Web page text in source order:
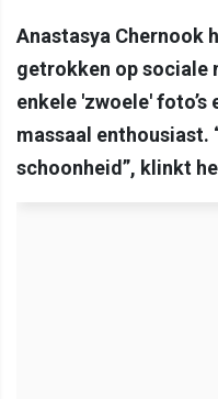
Anastasya Chernook
getrokken op sociale
enkele 'zwoele' foto’s
massaal enthousiast.
schoonheid”, klinkt